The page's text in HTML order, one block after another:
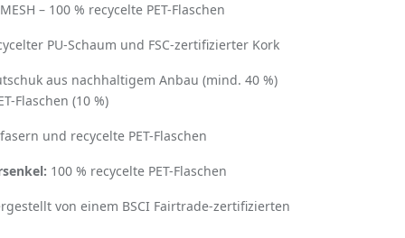
– 100 % recycelte PET-Flaschen
PU-Schaum und FSC-zertifizierter Kork
aus nachhaltigem Anbau (mind. 40 %)
Flaschen (10 %)
und recycelte PET-Flaschen
100 % recycelte PET-Flaschen
von einem BSCI Fairtrade-zertifizierten